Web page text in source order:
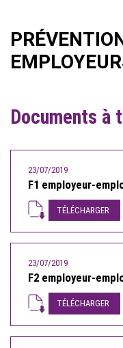
Documents à
23/07/2019
F1 employeur-
TÉLÉCHARGER
23/07/2019
F2 employeur-
TÉLÉCHARGER